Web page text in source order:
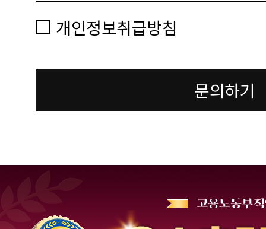
개인정보취급방침
문의하기